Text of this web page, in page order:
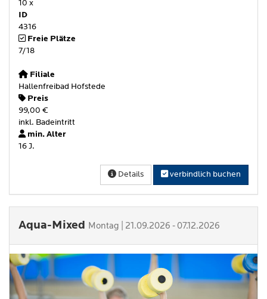
10 x
ID
4316
Freie Plätze
7/18
Filiale
Hallenfreibad Hofstede
Preis
99,00 €
inkl. Badeintritt
min. Alter
16 J.
Details verbindlich buchen
Aqua-Mixed Montag | 21.09.2026 - 07.12.2026